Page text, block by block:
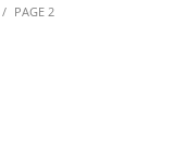
PAGE 2